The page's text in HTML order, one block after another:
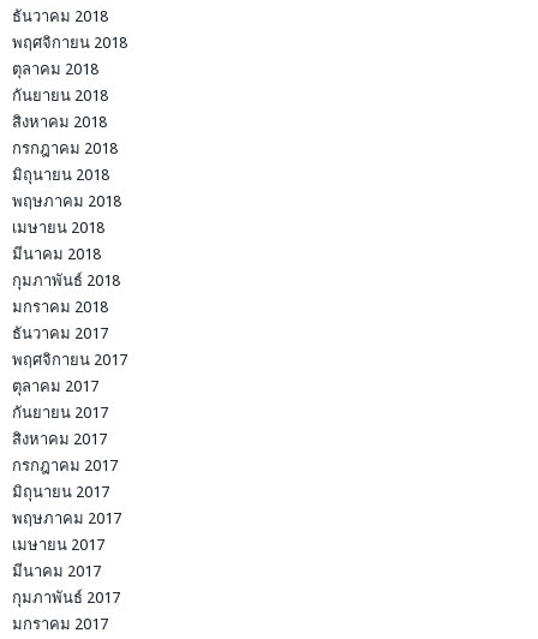
ธันวาคม 2018
พฤศจิกายน 2018
ตุลาคม 2018
กันยายน 2018
สิงหาคม 2018
กรกฎาคม 2018
มิถุนายน 2018
พฤษภาคม 2018
เมษายน 2018
มีนาคม 2018
กุมภาพันธ์ 2018
มกราคม 2018
ธันวาคม 2017
พฤศจิกายน 2017
ตุลาคม 2017
กันยายน 2017
สิงหาคม 2017
กรกฎาคม 2017
มิถุนายน 2017
พฤษภาคม 2017
เมษายน 2017
มีนาคม 2017
กุมภาพันธ์ 2017
มกราคม 2017